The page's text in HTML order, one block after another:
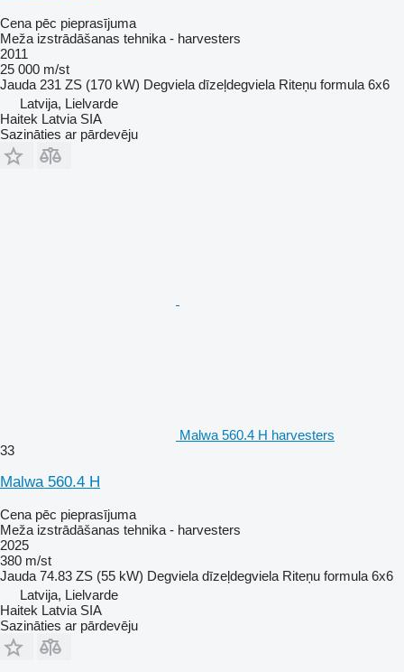
Cena pēc pieprasījuma
Meža izstrādāšanas tehnika - harvesters
2011
25 000 m/st
Jauda 231 ZS (170 kW) Degviela dīzeļdegviela Riteņu formula 6x6
Latvija, Lielvarde
Haitek Latvia SIA
Sazināties ar pārdevēju
Malwa 560.4 H harvesters
33
Malwa 560.4 H
Cena pēc pieprasījuma
Meža izstrādāšanas tehnika - harvesters
2025
380 m/st
Jauda 74.83 ZS (55 kW) Degviela dīzeļdegviela Riteņu formula 6x6
Latvija, Lielvarde
Haitek Latvia SIA
Sazināties ar pārdevēju